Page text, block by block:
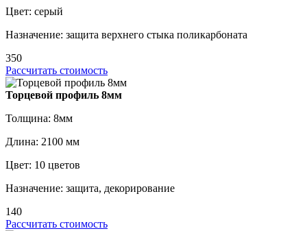
Цвет: серый
Назначение: защита верхнего стыка поликарбоната
350
Рассчитать стоимость
Торцевой профиль 8мм
Толщина: 8мм
Длина: 2100 мм
Цвет: 10 цветов
Назначение: защита, декорирование
140
Рассчитать стоимость